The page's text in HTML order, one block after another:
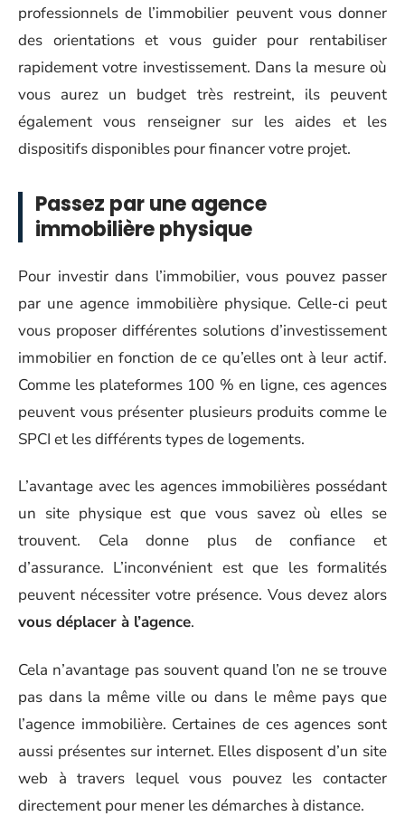
professionnels de l’immobilier peuvent vous donner
des orientations et vous guider pour rentabiliser
rapidement votre investissement. Dans la mesure où
vous aurez un budget très restreint, ils peuvent
également vous renseigner sur les aides et les
dispositifs disponibles pour financer votre projet.
Passez par une agence
immobilière physique
Pour investir dans l’immobilier, vous pouvez passer
par une agence immobilière physique. Celle-ci peut
vous proposer différentes solutions d’investissement
immobilier en fonction de ce qu’elles ont à leur actif.
Comme les plateformes 100 % en ligne, ces agences
peuvent vous présenter plusieurs produits comme le
SPCI et les différents types de logements.
L’avantage avec les agences immobilières possédant
un site physique est que vous savez où elles se
trouvent. Cela donne plus de confiance et
d’assurance. L’inconvénient est que les formalités
peuvent nécessiter votre présence. Vous devez alors
vous déplacer à l’agence.
Cela n’avantage pas souvent quand l’on ne se trouve
pas dans la même ville ou dans le même pays que
l’agence immobilière. Certaines de ces agences sont
aussi présentes sur internet. Elles disposent d’un site
web à travers lequel vous pouvez les contacter
directement pour mener les démarches à distance.